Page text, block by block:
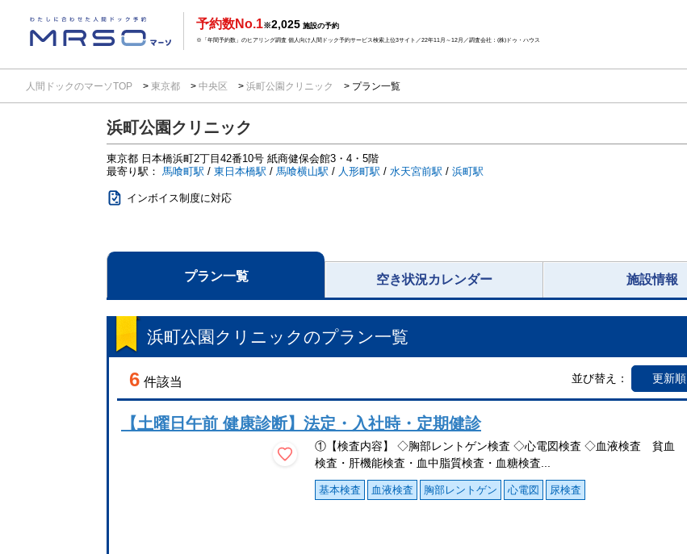
予約数No.1※2,025 施設の予約
※「年間予約数」のヒアリング調査 個人向け人間ドック予約サービス検索上位3サイト／22年11月～12月／調査会社：(株)ドゥ・ハウス
人間ドックのマーソTOP 東京都 中央区 浜町公園クリニック プラン一覧
浜町公園クリニック
東京都 日本橋浜町2丁目42番10号 紙商健保会館3・4・5階
最寄り駅： 馬喰町駅 / 東日本橋駅 / 馬喰横山駅 / 人形町駅 / 水天宮前駅 / 浜町駅
インボイス制度に対応
プラン一覧 空き状況カレンダー 施設情報
浜町公園クリニックのプラン一覧
6 件該当 並び替え： 更新順
【土曜日午前 健康診断】法定・入社時・定期健診
①【検査内容】 ◇胸部レントゲン検査 ◇心電図検査 ◇血液検査 貧血
検査・肝機能検査・血中脂質検査・血糖検査...
基本検査 血液検査 胸部レントゲン 心電図 尿検査